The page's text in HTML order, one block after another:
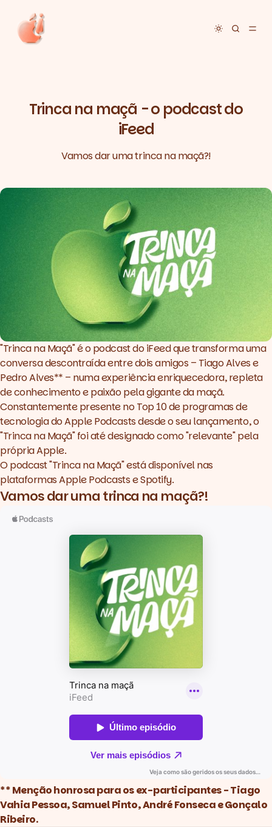
Toggle
Trinca na maçã - o podcast do
iFeed
Vamos dar uma trinca na maçã?!
"Trinca na Maçã" é o podcast do iFeed que transforma uma
conversa descontraída entre dois amigos – Tiago Alves e
Pedro Alves** – numa experiência enriquecedora, repleta
de conhecimento e paixão pela gigante da maçã.
Constantemente presente noTop 10 de programas de
tecnologia do Apple Podcasts desde o seu lançamento,o
"Trinca na Maçã" foi até designado como "relevante" pela
própria Apple.
O podcast "Trinca na Maçã" está disponível nas
plataformas Apple Podcasts eSpotify.
Vamos dar uma trinca na maçã?!
** Menção honrosa para os ex-participantes - Tiago
Vahia Pessoa, Samuel Pinto, André Fonseca e Gonçalo
Ribeiro.